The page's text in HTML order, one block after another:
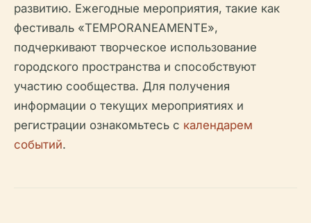
развитию. Ежегодные мероприятия, такие как
фестиваль «TEMPORANEAMENTE»,
подчеркивают творческое использование
городского пространства и способствуют
участию сообщества. Для получения
информации о текущих мероприятиях и
регистрации ознакомьтесь с календарем
событий.